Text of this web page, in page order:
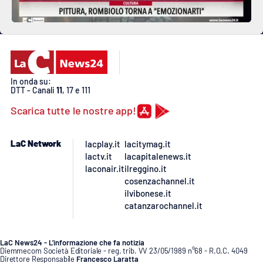
In onda su:
DTT - Canali 11, 17 e 111
Scarica tutte le nostre app!
LaC Network
lacplay.it
lactv.it
laconair.it
lacitymag.it
lacapitalenews.it
ilreggino.it
cosenzachannel.it
ilvibonese.it
catanzarochannel.it
LaC News24 - L’informazione che fa notizia
Diemmecom Società Editoriale - reg. trib. VV 23/05/1989 n°68 - R.O.C. 4049
Direttore Responsabile Francesco Laratta